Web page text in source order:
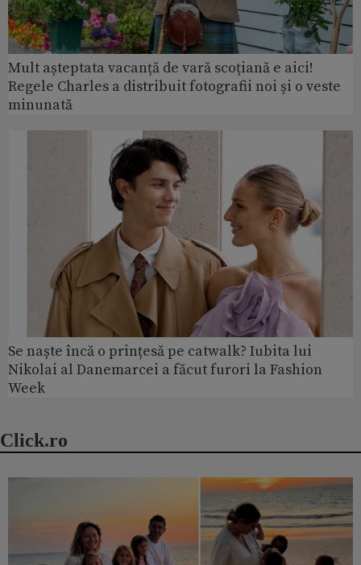
Mult așteptata vacanță de vară scoțiană e aici!
Regele Charles a distribuit fotografii noi și o veste
minunată
Se naște încă o prințesă pe catwalk? Iubita lui
Nikolai al Danemarcei a făcut furori la Fashion
Week
Click.ro